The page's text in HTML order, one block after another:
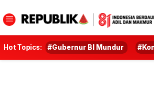
Hot Topics: #Gubernur BI Mundur